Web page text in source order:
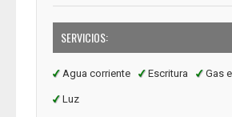
SERVICIOS:
Agua corriente Escritura Gas
Luz